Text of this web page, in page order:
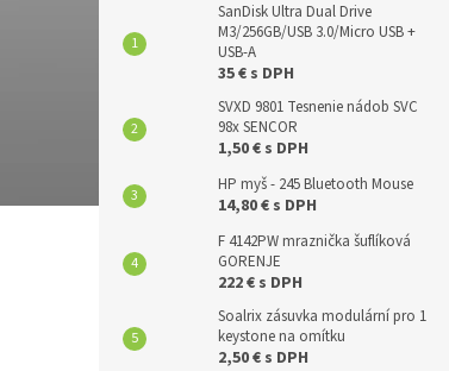
SanDisk Ultra Dual Drive
M3/256GB/USB 3.0/Micro USB +
USB-A
35 € s DPH
SVXD 9801 Tesnenie nádob SVC
98x SENCOR
1,50 € s DPH
HP myš - 245 Bluetooth Mouse
14,80 € s DPH
F 4142PW mraznička šuflíková
GORENJE
222 € s DPH
Soalrix zásuvka modulární pro 1
keystone na omítku
2,50 € s DPH